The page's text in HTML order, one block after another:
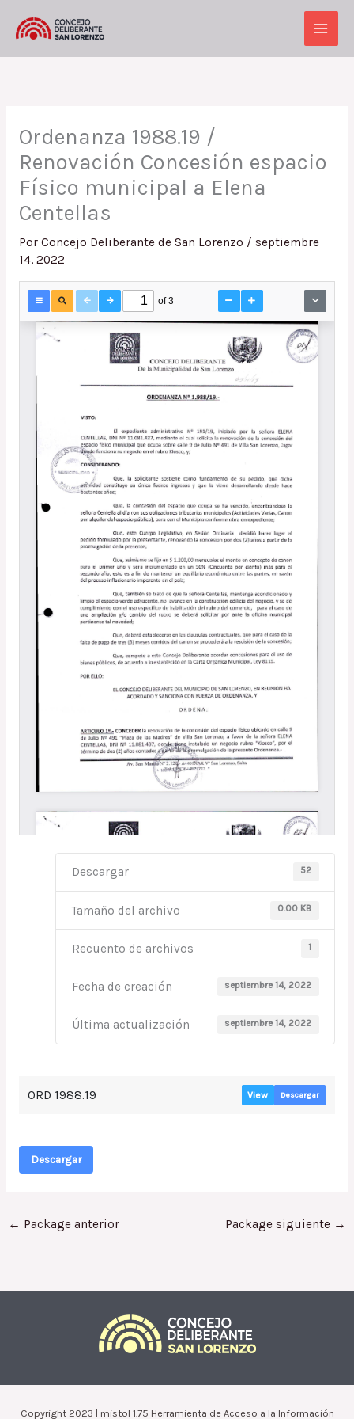
Main
Ordenanza 1988.19 /
Renovación Concesión espacio
Físico municipal a Elena
Centellas
Por Concejo Deliberante de San Lorenzo / septiembre
14, 2022
Descargar 52
Tamaño del archivo 0.00 KB
Recuento de archivos 1
Fecha de creación septiembre 14, 2022
Última actualización septiembre 14, 2022
ORD 1988.19 View Descargar
Descargar
← Package anterior Package siguiente →
Copyright 2023 | mistol 1.75 Herramienta de Acceso a la Información